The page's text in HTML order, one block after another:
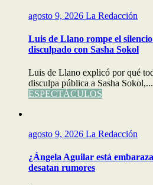
agosto 9, 2026 La Redacción
Luis de Llano rompe el
disculpado con Sasha Sokol
Luis de Llano explicó por qué
disculpa pública a Sasha Sokol,...
ESPECTÁCULOS
agosto 9, 2026 La Redacción
¿Ángela Aguilar está
desatan rumores